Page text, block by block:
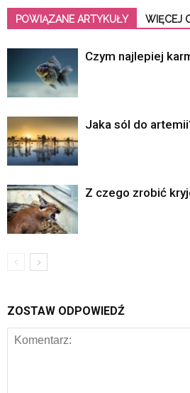
POWIĄZANE ARTYKUŁY WIĘCEJ
Czym najlepiej
Jaka sól do
Z czego zrobić
ZOSTAW ODPOWIEDŹ